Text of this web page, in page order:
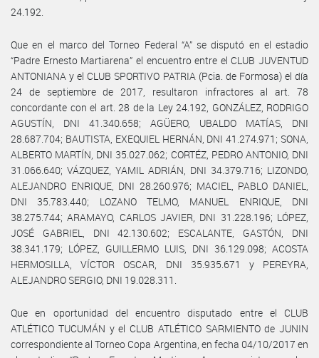
24.192.
Que en el marco del Torneo Federal “A” se disputó en el estadio
“Padre Ernesto Martiarena” el encuentro entre el CLUB JUVENTUD
ANTONIANA y el CLUB SPORTIVO PATRIA (Pcia. de Formosa) el día
24 de septiembre de 2017, resultaron infractores al art. 78
concordante con el art. 28 de la Ley 24.192, GONZÁLEZ, RODRIGO
AGUSTÍN, DNI 41.340.658; AGÜERO, UBALDO MATÍAS, DNI
28.687.704; BAUTISTA, EXEQUIEL HERNÁN, DNI 41.274.971; SONA,
ALBERTO MARTÍN, DNI 35.027.062; CORTÉZ, PEDRO ANTONIO, DNI
31.066.640; VÁZQUEZ, YAMIL ADRIÁN, DNI 34.379.716; LIZONDO,
ALEJANDRO ENRIQUE, DNI 28.260.976; MACIEL, PABLO DANIEL,
DNI 35.783.440; LOZANO TELMO, MANUEL ENRIQUE, DNI
38.275.744; ARAMAYO, CARLOS JAVIER, DNI 31.228.196; LÓPEZ,
JOSÉ GABRIEL, DNI 42.130.602; ESCALANTE, GASTÓN, DNI
38.341.179; LÓPEZ, GUILLERMO LUIS, DNI 36.129.098; ACOSTA
HERMOSILLA, VÍCTOR OSCAR, DNI 35.935.671 y PEREYRA,
ALEJANDRO SERGIO, DNI 19.028.311.
Que en oportunidad del encuentro disputado entre el CLUB
ATLÉTICO TUCUMÁN y el CLUB ATLÉTICO SARMIENTO de JUNIN
correspondiente al Torneo Copa Argentina, en fecha 04/10/2017 en